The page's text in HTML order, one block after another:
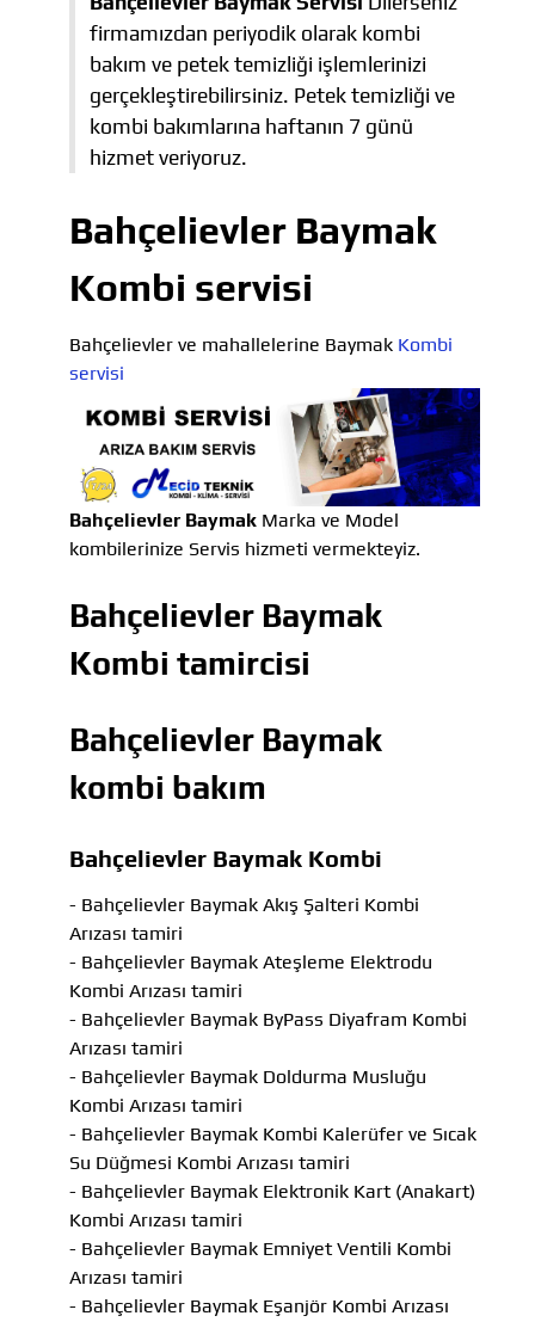
firmamızdan periyodik olarak kombi
bakım ve petek temizliği işlemlerinizi
gerçekleştirebilirsiniz. Petek temizliği ve
kombi bakımlarına haftanın 7 günü
hizmet veriyoruz.
Bahçelievler Baymak
Kombi servisi
Bahçelievler ve mahallelerine Baymak Kombi
servisi
Bahçelievler Baymak Marka ve Model
kombilerinize Servis hizmeti vermekteyiz.
Bahçelievler Baymak
Kombi tamircisi
Bahçelievler Baymak
kombi bakım
Bahçelievler Baymak Kombi
- Bahçelievler Baymak Akış Şalteri Kombi
Arızası tamiri
- Bahçelievler Baymak Ateşleme Elektrodu
Kombi Arızası tamiri
- Bahçelievler Baymak ByPass Diyafram Kombi
Arızası tamiri
- Bahçelievler Baymak Doldurma Musluğu
Kombi Arızası tamiri
- Bahçelievler Baymak Kombi Kalerüfer ve Sıcak
Su Düğmesi Kombi Arızası tamiri
- Bahçelievler Baymak Elektronik Kart (Anakart)
Kombi Arızası tamiri
- Bahçelievler Baymak Emniyet Ventili Kombi
Arızası tamiri
- Bahçelievler Baymak Eşanjör Kombi Arızası